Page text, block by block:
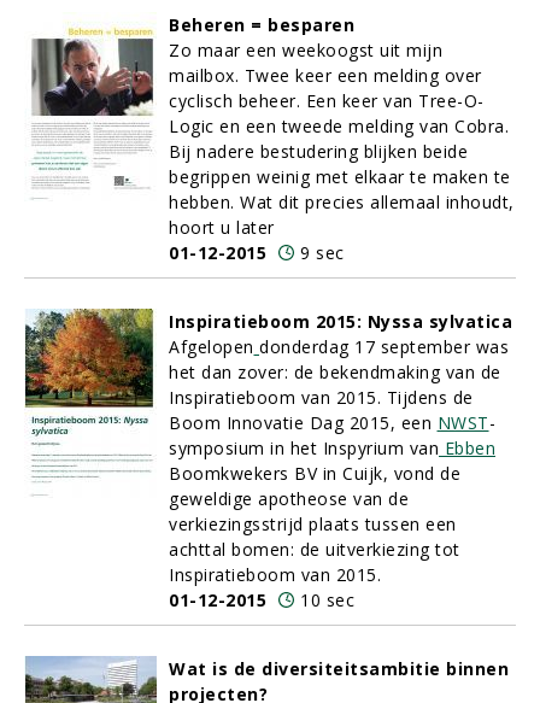
Beheren = besparen
Zo maar een weekoogst uit mijn
mailbox. Twee keer een melding over
cyclisch beheer. Een keer van Tree-O-
Logic en een tweede melding van Cobra.
Bij nadere bestudering blijken beide
begrippen weinig met elkaar te maken te
hebben. Wat dit precies allemaal inhoudt,
hoort u later
01-12-2015
9 sec
Inspiratieboom 2015: Nyssa sylvatica
Afgelopen donderdag 17 september was
het dan zover: de bekendmaking van de
Inspiratieboom van 2015. Tijdens de
Boom Innovatie Dag 2015, een NWST-
symposium in het Inspyrium van Ebben
Boomkwekers BV in Cuijk, vond de
geweldige apotheose van de
verkiezingsstrijd plaats tussen een
achttal bomen: de uitverkiezing tot
Inspiratieboom van 2015.
01-12-2015
10 sec
Wat is de diversiteitsambitie binnen
projecten?